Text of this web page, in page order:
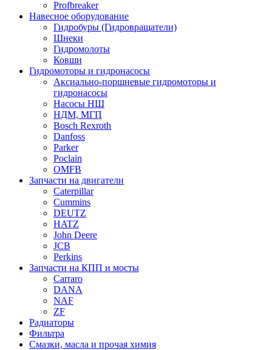
Profbreaker
Навесное оборудование
Гидробуры (Гидровращатели)
Шнеки
Гидромолоты
Ковши
Гидромоторы и гидронасосы
Аксиально-поршневые гидромоторы и
гидронасосы
Насосы НШ
НДМ, МГП
Bosch Rexroth
Danfoss
Parker
Poclain
OMFB
Запчасти на двигатели
Caterpillar
Cummins
DEUTZ
HATZ
John Deere
JCB
Perkins
Запчасти на КПП и мосты
Carraro
DANA
NAF
ZF
Радиаторы
Фильтра
Смазки, масла и прочая химия